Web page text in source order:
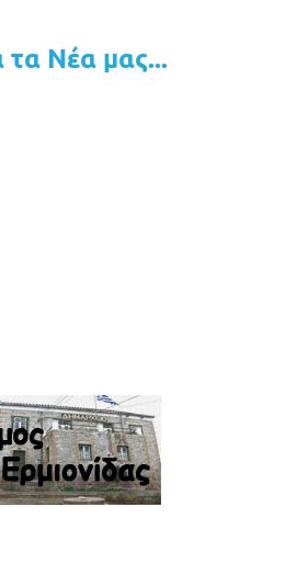
τα Νέα μας...